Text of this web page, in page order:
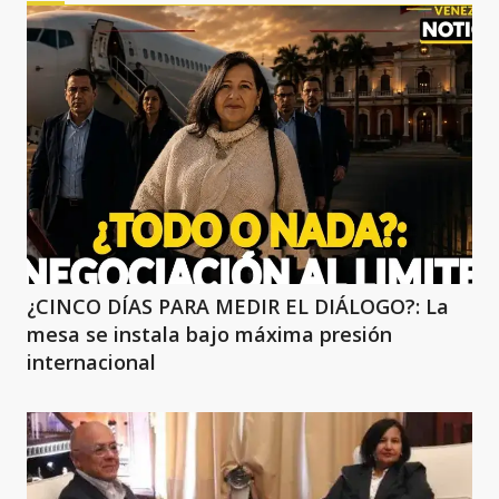
¿CINCO DÍAS PARA MEDIR EL DIÁLOGO?: La
mesa se instala bajo máxima presión
internacional